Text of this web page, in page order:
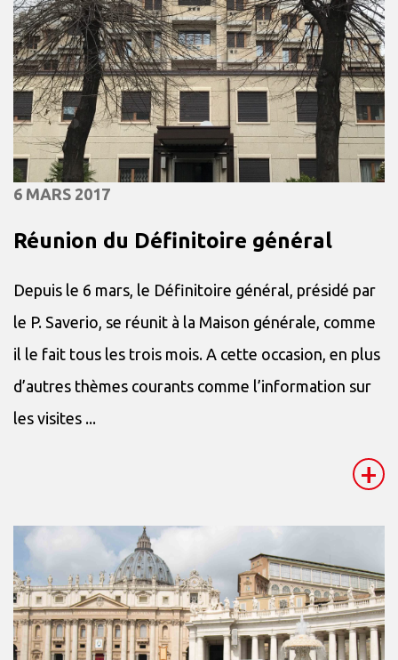
6 MARS 2017
Réunion du Définitoire général
Depuis le 6 mars, le Définitoire général, présidé par
le P. Saverio, se réunit à la Maison générale, comme
il le fait tous les trois mois. A cette occasion, en plus
d’autres thèmes courants comme l’information sur
les visites ...
+